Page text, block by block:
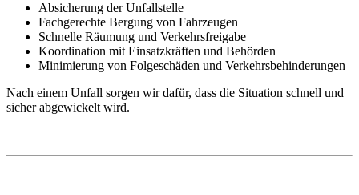
Absicherung der Unfallstelle
Fachgerechte Bergung von Fahrzeugen
Schnelle Räumung und Verkehrsfreigabe
Koordination mit Einsatzkräften und Behörden
Minimierung von Folgeschäden und Verkehrsbehinderungen
Nach einem Unfall sorgen wir dafür, dass die Situation schnell und
sicher abgewickelt wird.